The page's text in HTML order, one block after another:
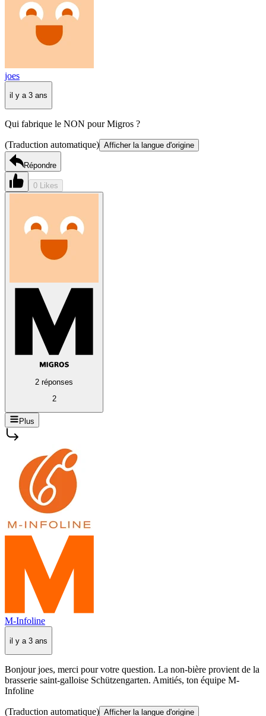
joes
il y a 3 ans
Qui fabrique le NON pour Migros ?
(Traduction automatique) Afficher la langue d'origine
Répondre
0 Likes
2 réponses
2
Plus
M-Infoline
il y a 3 ans
Bonjour joes, merci pour votre question. La non-bière provient de la
brasserie saint-galloise Schützengarten. Amitiés, ton équipe M-
Infoline
(Traduction automatique) Afficher la langue d'origine